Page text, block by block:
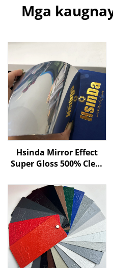
Mga
Hsinda Mirror Effect
Super Gloss 500% Clear
Powder Coating Paint
Price